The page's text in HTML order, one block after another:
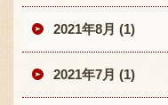
2021年8月 (1)
2021年7月 (1)